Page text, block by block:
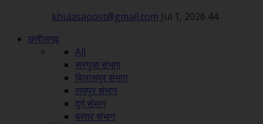
khulasapost@gmail.com Jul 1, 2026 44
छत्तीसगढ़
All
सरगुजा संभाग
बिलासपुर संभाग
रायपुर संभाग
दुर्ग संभाग
बस्तर संभाग